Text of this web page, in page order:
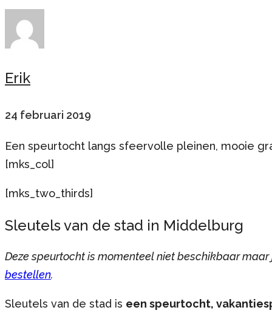
Erik
24 februari 2019
Een speurtocht langs sfeervolle pleinen, mooie
[mks_col]
[mks_two_thirds]
Sleutels van de stad in Middelburg
Deze speurtocht is momenteel niet beschikbaar
bestellen.
Sleutels van de stad is een speurtocht,